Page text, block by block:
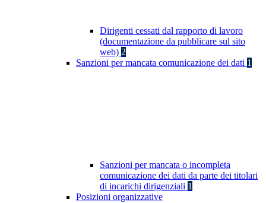
Dirigenti cessati dal rapporto di lavoro
(documentazione da pubblicare sul sito
web) 2
Sanzioni per mancata comunicazione dei dati 1
Sanzioni per mancata o incompleta
comunicazione dei dati da parte dei titolari
di incarichi dirigenziali 1
Posizioni organizzative